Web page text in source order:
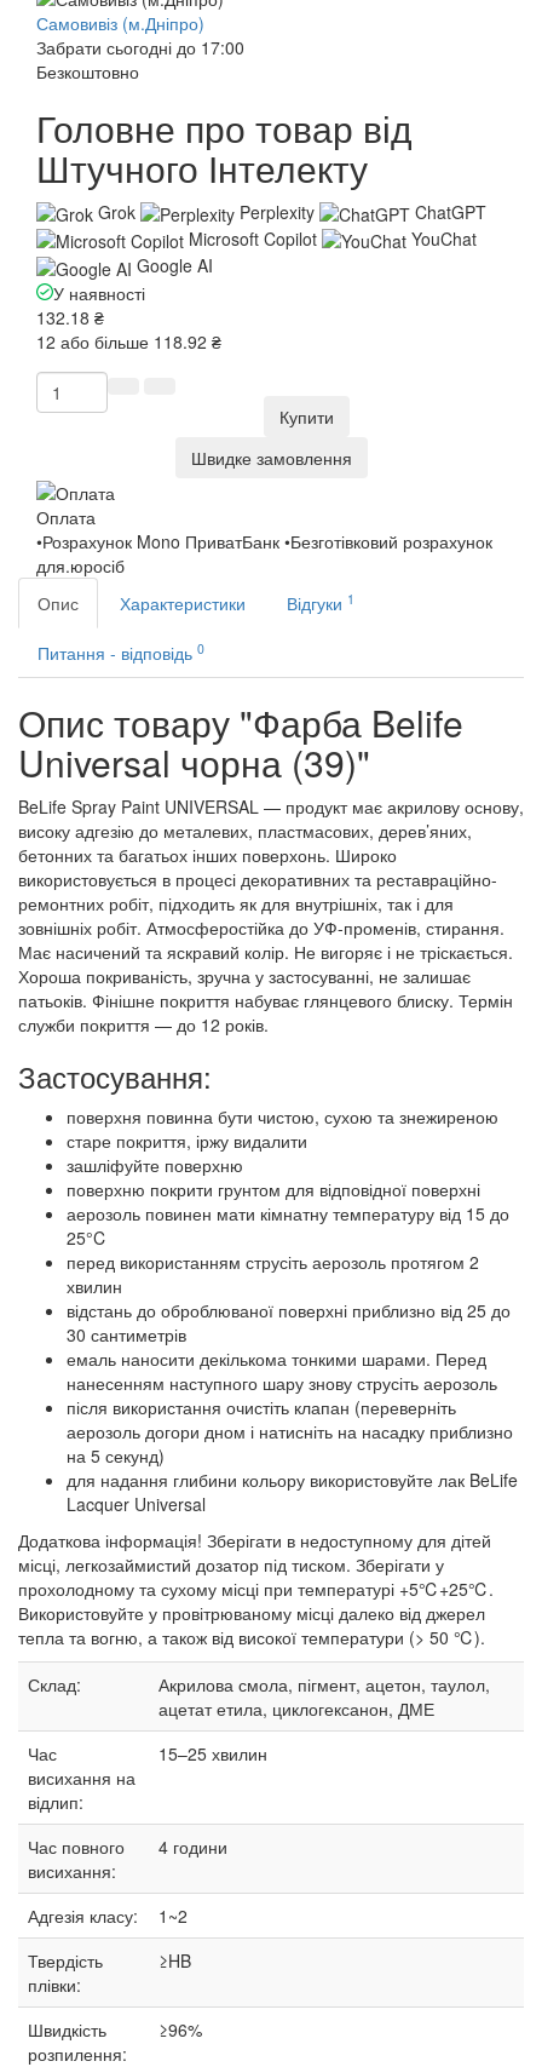
Самовивіз (м.Дніпро)
Забрати сьогодні до 17:00
Безкоштовно
Головне про товар від
Штучного Інтелекту
Grok Perplexity
ChatGPT
Microsoft Copilot
YouChat
Google AI
У наявності
132.18 ₴
12 або більше 118.92 ₴
Купити
Швидке замовлення
Оплата
•Розрахунок Mono ПриватБанк •Безготівковий розрахунок
для.юросіб
Опис
Характеристики Відгуки 1
Питання - відповідь 0
Опис товару "Фарба Belife
Universal чорна (39)"
BeLife Spray Paint UNIVERSAL — продукт має акрилову основу,
високу адгезію до металевих, пластмасових, дерев’яних,
бетонних та багатьох інших поверхонь. Широко
використовується в процесі декоративних та реставраційно-
ремонтних робіт, підходить як для внутрішніх, так і для
зовнішніх робіт. Атмосферостійка до УФ-променів, стирання.
Має насичений та яскравий колір. Не вигоряє і не тріскається.
Хороша покриваність, зручна у застосуванні, не залишає
патьоків. Фінішне покриття набуває глянцевого блиску. Термін
служби покриття — до 12 років.
Застосування:
поверхня повинна бути чистою, сухою та знежиреною
старе покриття, іржу видалити
зашліфуйте поверхню
поверхню покрити грунтом для відповідної поверхні
аерозоль повинен мати кімнатну температуру від 15 до
25°C
перед використанням струсіть аерозоль протягом 2
хвилин
відстань до оброблюваної поверхні приблизно від 25 до
30 сантиметрів
емаль наносити декількома тонкими шарами. Перед
нанесенням наступного шару знову струсіть аерозоль
після використання очистіть клапан (переверніть
аерозоль догори дном і натисніть на насадку приблизно
на 5 секунд)
для надання глибини кольору використовуйте лак BeLife
Lacquer Universal
Додаткова інформація! Зберігати в недоступному для дітей
місці, легкозаймистий дозатор під тиском. Зберігати у
прохолодному та сухому місці при температурі +5℃+25℃.
Використовуйте у провітрюваному місці далеко від джерел
тепла та вогню, а також від високої температури (> 50 ℃).
Склад:
Акрилова смола, пігмент, ацетон, таулол,
ацетат етила, циклогексанон, ДМЕ
Час
висихання на
відлип:
15–25 хвилин
Час повного
висихання:
4 години
Адгезія класу:
1~2
Твердість
плівки:
≥HB
Швидкість
розпилення:
≥96%